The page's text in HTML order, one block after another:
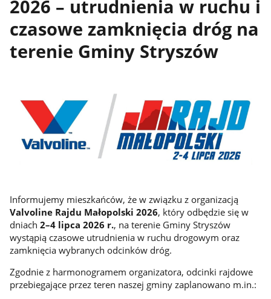
2026 – utrudnienia w ruchu i
czasowe zamknięcia dróg na
terenie Gminy Stryszów
Informujemy mieszkańców, że w związku z organizacją
Valvoline Rajdu Małopolski 2026, który odbędzie się w
dniach 2–4 lipca 2026 r., na terenie Gminy Stryszów
wystąpią czasowe utrudnienia w ruchu drogowym oraz
zamknięcia wybranych odcinków dróg.
Zgodnie z harmonogramem organizatora, odcinki rajdowe
przebiegające przez teren naszej gminy zaplanowano m.in.: